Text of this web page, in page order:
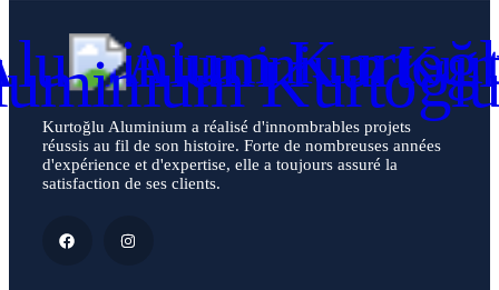
Kurtoğlu Aluminium a réalisé d'innombrables projets
réussis au fil de son histoire. Forte de nombreuses années
d'expérience et d'expertise, elle a toujours assuré la
satisfaction de ses clients.